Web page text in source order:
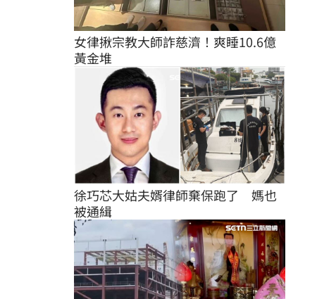
女律揪宗教大師詐慈濟！爽睡10.6億
黃金堆
徐巧芯大姑夫婿律師棄保跑了　媽也
被通緝